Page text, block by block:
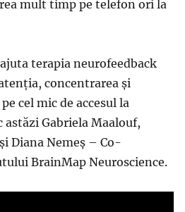
mult timp pe telefon ori la
terapia neurofeedback
concentrarea și
cel mic de accesul la
Gabriela Maalouf,
Diana Nemeș – Co-
BrainMap Neuroscience.